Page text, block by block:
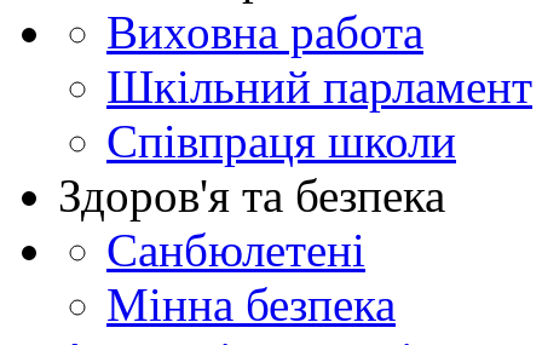
Виховна работа
Шкільний парламент
Співпраця школи
Здоров'я та безпека
Санбюлетені
Мінна безпека